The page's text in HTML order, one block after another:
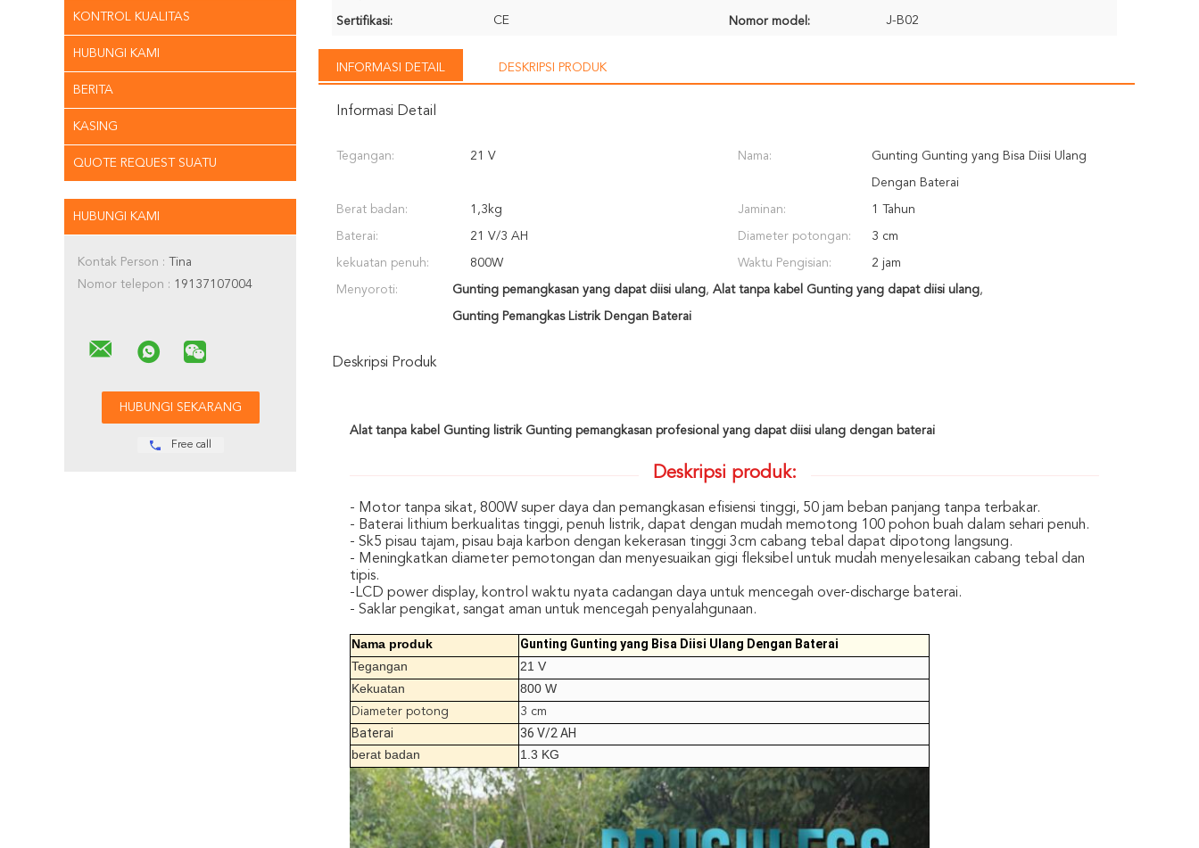
KONTROL KUALITAS
HUBUNGI KAMI
BERITA
KASING
QUOTE REQUEST SUATU
HUBUNGI KAMI
Kontak Person : Tina
Nomor telepon : 19137107004
Free call
Sertifikasi: CE Nomor model: J-B02
INFORMASI DETAIL DESKRIPSI PRODUK
Informasi Detail
Tegangan: 21 V Nama: Gunting Gunting yang Bisa Diisi Ulang
Dengan Baterai
Berat badan: 1,3kg Jaminan: 1 Tahun
Baterai: 21 V/3 AH Diameter potongan: 3 cm
kekuatan penuh: 800W Waktu Pengisian: 2 jam
Menyoroti: Gunting pemangkasan yang dapat diisi ulang, Alat tanpa kabel Gunting yang dapat diisi ulang,
Gunting Pemangkas Listrik Dengan Baterai
Deskripsi Produk
Alat tanpa kabel Gunting listrik Gunting pemangkasan profesional yang dapat diisi ulang dengan baterai
Deskripsi produk:
- Motor tanpa sikat, 800W super daya dan pemangkasan efisiensi tinggi, 50 jam beban panjang tanpa terbakar.
- Baterai lithium berkualitas tinggi, penuh listrik, dapat dengan mudah memotong 100 pohon buah dalam sehari penuh.
- Sk5 pisau tajam, pisau baja karbon dengan kekerasan tinggi 3cm cabang tebal dapat dipotong langsung.
- Meningkatkan diameter pemotongan dan menyesuaikan gigi fleksibel untuk mudah menyelesaikan cabang tebal dan
tipis.
-LCD power display, kontrol waktu nyata cadangan daya untuk mencegah over-discharge baterai.
- Saklar pengikat, sangat aman untuk mencegah penyalahgunaan.
Nama produk
Gunting Gunting yang Bisa Diisi Ulang Dengan Baterai
Tegangan
21 V
Kekuatan
800 W
Diameter potong 3 cm
Baterai
36 V/2 AH
berat badan
1.3 KG